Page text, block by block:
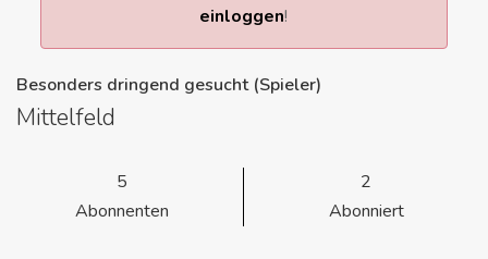
einloggen!
Besonders dringend gesucht (Spieler)
Mittelfeld
5
Abonnenten
2
Abonniert